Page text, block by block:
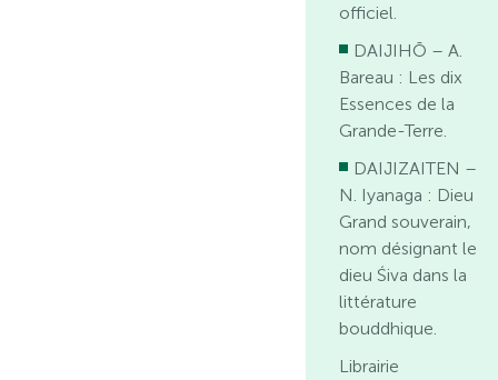
officiel.
DAIJIHŌ – A.
Bareau : Les dix
Essences de la
Grande-Terre.
DAIJIZAITEN –
N. Iyanaga : Dieu
Grand souverain,
nom désignant le
dieu Śiva dans la
littérature
bouddhique.
Librairie